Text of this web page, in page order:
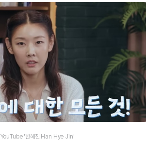
YouTube '한혜진 Han Hye Jin'